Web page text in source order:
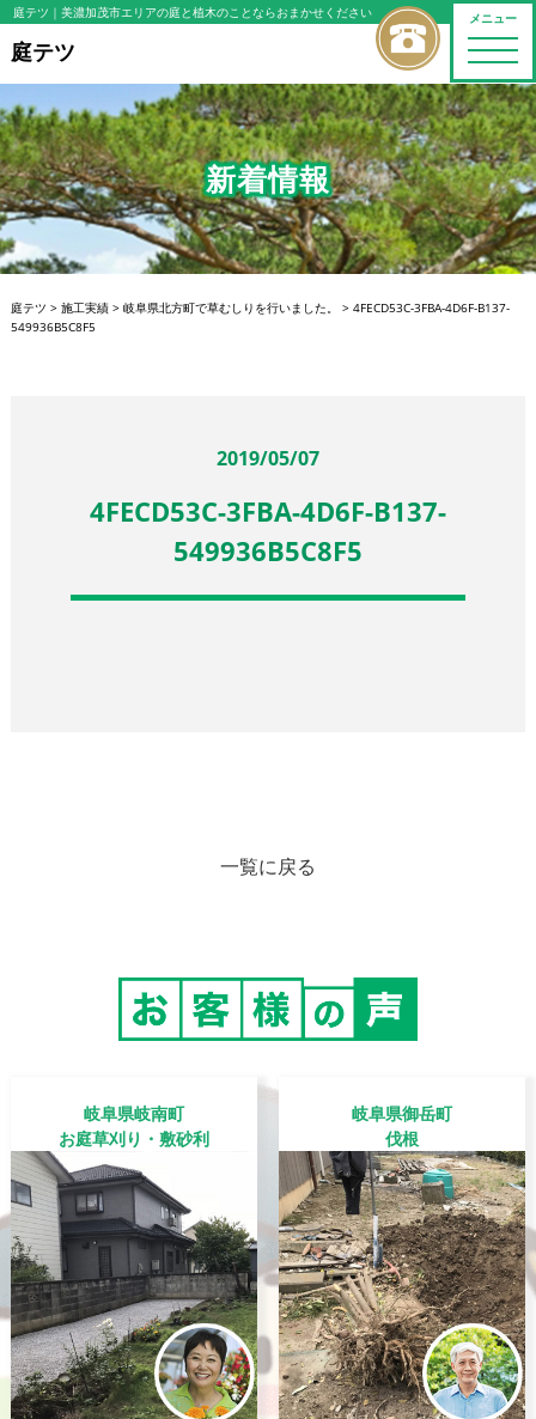
メニュー
toggle
庭テツ ｜美濃加茂市エリアの庭と植木のことならおまかせください
庭テツ
新着情報
庭テツ > 施工実績> 岐阜県北方町で草むしりを行いました。 > 4FECD53C-3FBA-4D6F-B137-
549936B5C8F5
2019/05/07
4FECD53C-3FBA-4D6F-B137-
549936B5C8F5
一覧に戻る
岐阜県岐南町
お庭草刈り・敷砂利
岐阜県御岳町
伐根